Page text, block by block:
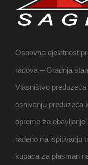
Osnovna djelatnost
radova – Gradnja
Vlasništvo
osnivanju preduzeća
opreme za
rađeno na ispitivanju
kupaca za plasman